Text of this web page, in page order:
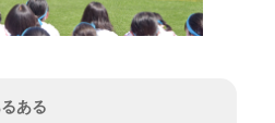
ある